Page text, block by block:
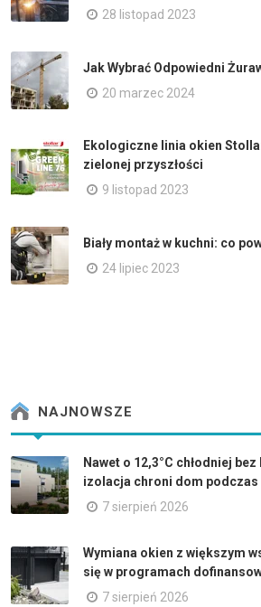
28 listopad 2023
Jak Wybrać Odpowiedni
20 marzec 2024
Ekologiczne linia okien
zielonej przyszłości
9 listopad 2023
Biały montaż w kuchni: co
24 lipiec 2023
NAJNOWSZE
Nawet o 12,3°C chłodniej
izolacja chroni dom podczas
7 sierpień 2026
Wymiana okien z większym
się w programach
7 sierpień 2026